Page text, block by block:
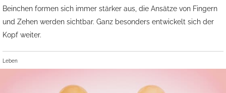
Beinchen formen sich immer stärker aus, die Ansätze von Fingern
und Zehen werden sichtbar. Ganz besonders entwickelt sich der
Kopf weiter.
Leben